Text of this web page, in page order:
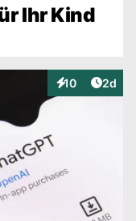
Ihr Kind
10
Interaktionen
2d